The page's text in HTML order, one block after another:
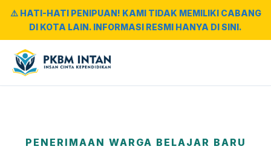
⚠️ HATI-HATI PENIPUAN! KAMI TIDAK MEMILIKI CABANG
DI KOTA LAIN. INFORMASI RESMI HANYA DI SINI.
PENERIMAAN WARGA BELAJAR BARU